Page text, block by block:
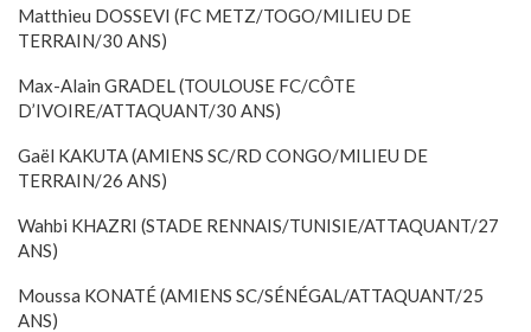
Matthieu DOSSEVI (FC METZ/TOGO/MILIEU DE
TERRAIN/30 ANS)
Max-Alain GRADEL (TOULOUSE FC/CÔTE
D’IVOIRE/ATTAQUANT/30 ANS)
Gaël KAKUTA (AMIENS SC/RD CONGO/MILIEU DE
TERRAIN/26 ANS)
Wahbi KHAZRI (STADE RENNAIS/TUNISIE/ATTAQUANT/27
ANS)
Moussa KONATÉ (AMIENS SC/SÉNÉGAL/ATTAQUANT/25
ANS)